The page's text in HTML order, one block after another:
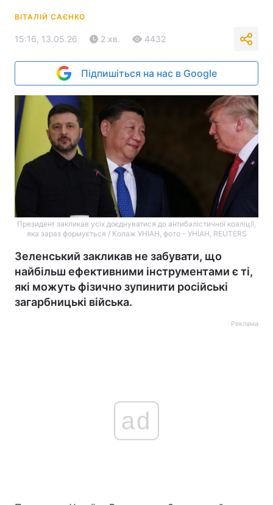
ВІТАЛІЙ САЄНКО
15:16, 13.05.26 2 хв. 4432
Підпишіться на нас в Google
Президент закликав усіх доєднуватися до антибалістичної коаліції,
яка зараз формується / Колаж УНІАН, фото - УНІАН, REUTERS
Зеленський закликав не забувати, що
найбільш ефективними інструментами є ті,
які можуть фізично зупинити російські
загарбницькі війська.
Реклама
ad